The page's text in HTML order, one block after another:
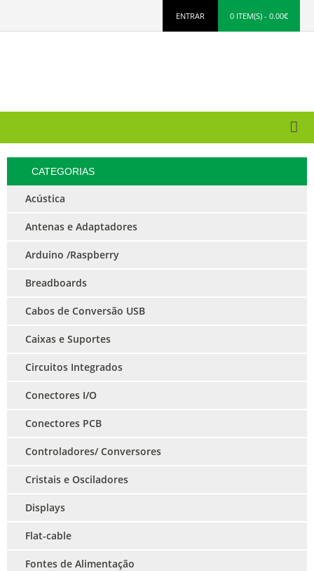
ENTRAR 0 ITEM(S) - 0.00€
CATEGORIAS
Acústica
Antenas e Adaptadores
Arduino /Raspberry
Breadboards
Cabos de Conversão USB
Caixas e Suportes
Circuitos Integrados
Conectores I/O
Conectores PCB
Controladores/ Conversores
Cristais e Osciladores
Displays
Flat-cable
Fontes de Alimentação